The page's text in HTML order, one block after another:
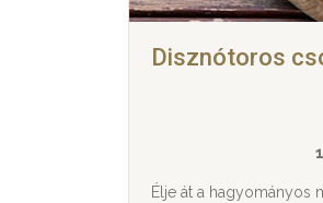
Disznótoros
Élje át a hagyományos